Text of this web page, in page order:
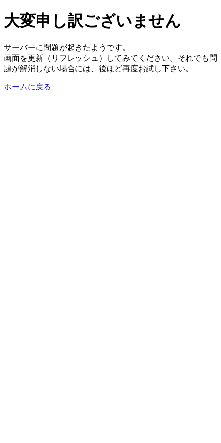
大変申し訳ございません
サーバーに問題が起きたようです。
画面を更新（リフレッシュ）してみてください。それでも問
題が解消しない場合には、後ほど再度お試し下さい。
ホームに戻る